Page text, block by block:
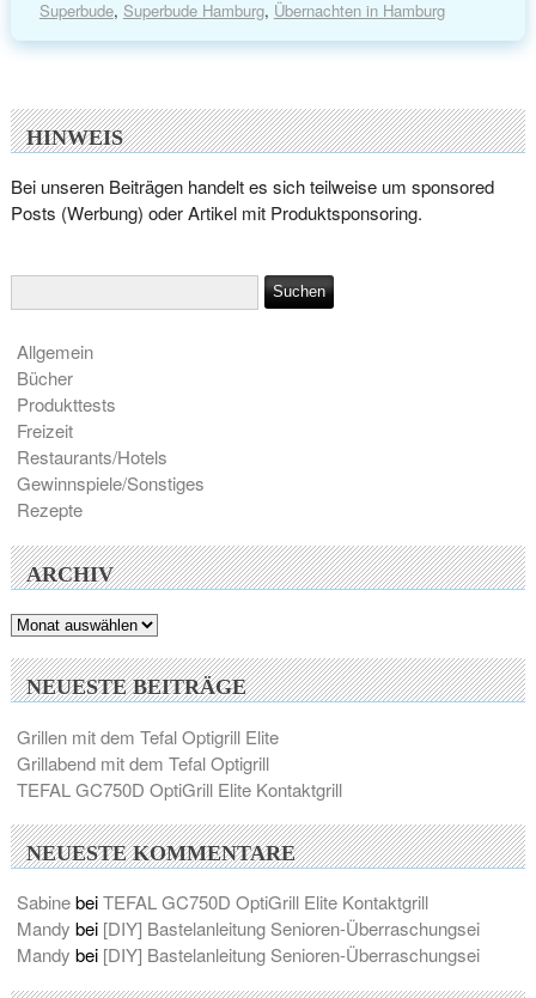
Superbude, Superbude Hamburg, Übernachten in Hamburg
HINWEIS
Bei unseren Beiträgen handelt es sich teilweise um sponsored
Posts (Werbung) oder Artikel mit Produktsponsoring.
Allgemein
Bücher
Produkttests
Freizeit
Restaurants/Hotels
Gewinnspiele/Sonstiges
Rezepte
ARCHIV
Archiv
NEUESTE BEITRÄGE
Grillen mit dem Tefal Optigrill Elite
Grillabend mit dem Tefal Optigrill
TEFAL GC750D OptiGrill Elite Kontaktgrill
NEUESTE KOMMENTARE
SabinebeiTEFAL GC750D OptiGrill Elite Kontaktgrill
Mandy bei [DIY] Bastelanleitung Senioren-Überraschungsei
Mandy bei [DIY] Bastelanleitung Senioren-Überraschungsei